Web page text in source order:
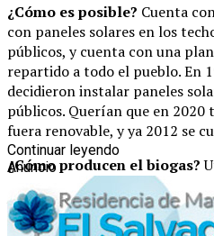
¿Cómo es posible? Cuenta
con paneles solares en los
públicos, y cuenta con una
repartido a todo el pueblo. En
decidieron instalar paneles
públicos. Querían que en 2020
fuera renovable, y ya 2012 se
¿Cómo producen el biogas?
70 vacas, unido al maíz que
y, además, con el calor
sus casas.
Continuar leyendo
Anuncio